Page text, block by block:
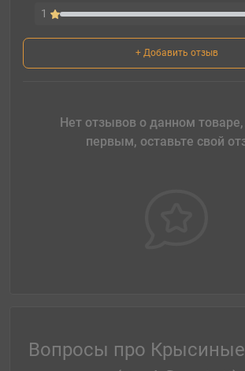
1
+ Добавить отзыв
Нет отзывов о данном товаре,
первым, оставьте свой
Вопросы про Крысиные